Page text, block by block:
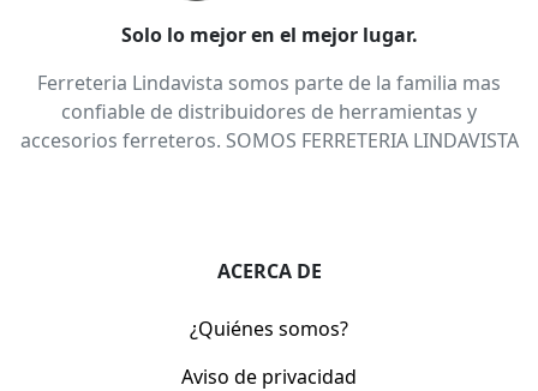
Solo lo mejor en el mejor lugar.
Ferreteria Lindavista somos parte de la familia mas
confiable de distribuidores de herramientas y
accesorios ferreteros. SOMOS FERRETERIA LINDAVISTA
ACERCA DE
¿Quiénes somos?
Aviso de privacidad